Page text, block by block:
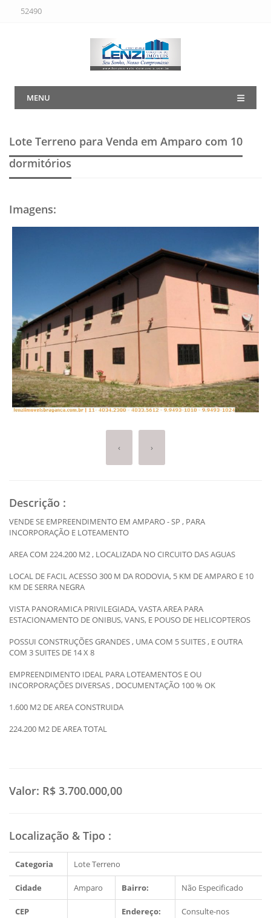
52490
MENU
Lote Terreno para Venda em Amparo com 10
dormitórios
Imagens:
‹ ›
Descrição :
VENDE SE EMPREENDIMENTO EM AMPARO - SP , PARA
INCORPORAÇÃO E LOTEAMENTO
AREA COM 224.200 M2 , LOCALIZADA NO CIRCUITO DAS AGUAS
LOCAL DE FACIL ACESSO 300 M DA RODOVIA, 5 KM DE AMPARO E 10
KM DE SERRA NEGRA
VISTA PANORAMICA PRIVILEGIADA, VASTA AREA PARA
ESTACIONAMENTO DE ONIBUS, VANS, E POUSO DE HELICOPTEROS
POSSUI CONSTRUÇÕES GRANDES , UMA COM 5 SUITES , E OUTRA
COM 3 SUITES DE 14 X 8
EMPREENDIMENTO IDEAL PARA LOTEAMENTOS E OU
INCORPORAÇÕES DIVERSAS , DOCUMENTAÇÃO 100 % OK
1.600 M2 DE AREA CONSTRUIDA
224.200 M2 DE AREA TOTAL
Valor: R$ 3.700.000,00
Localização & Tipo :
Categoria Lote Terreno
Cidade Amparo Bairro: Não Especificado
CEP Endereço: Consulte-nos